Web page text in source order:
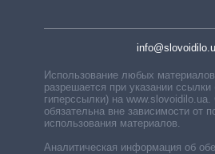
Использование любых
разрешается при указании ссылки
гиперссылки) на
обязательна вне зависимости от
использования материалов.
Аналитическая информация об